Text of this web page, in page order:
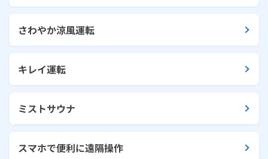
さわやか涼風運転
キレイ運転
ミストサウナ
スマホで便利に遠隔操作